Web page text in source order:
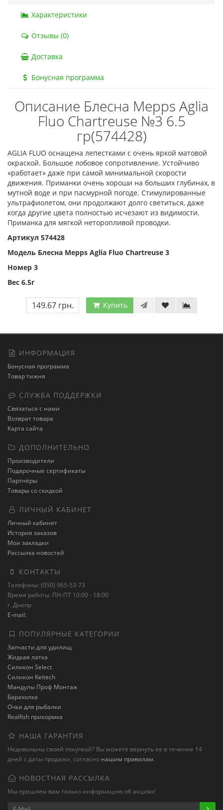
Характеристики
Отзывы (0)
Доставка
Бонусная программа
Описание Блесна Mepps Aglia
Fluo Chartreuse №3 6.5
гр(574428)
AGLIA FLUO оснащена лепестками с очень яркой матовой
окраской. Большое лобовое сопротивление. Устойчиво
«работает» даже при самой минимальной скорости
движения. Приманки очень хороши на больших глубинах, в
мутной воде и при пасмурной погоде. Стимулированные
ультрафиолетом, они продолжают долго светиться, даже
когда другие цвета полностью исчезают из видимости.
Приманка для мягкой неторопливой проводки.
Артикул 574428
Модель Блесна Mepps Aglia Fluo Chartreuse 3
Номер 3
Вес 6.5г
149.67 грн. Купить
ИНФОРМАЦИЯ
Бонусная программа
Товар тижня
СЛУЖБА ПОДДЕРЖКИ
Связаться с нами
Возврат товара
Карта сайта
ДОПОЛНИТЕЛЬНО
Производители
Подарочные сертификаты
Партнёры
Товары со скидкой
ЛИЧНЫЙ КАБИНЕТ
Личный кабинет
История заказов
Мои закладки
Рассылка новостей
КОНТАКТЫ
Телефоны: (050) 965-53-73
Время работы: ПН-ПТ 10:00 - 18:00
г. Днепр
E-mail:
ПОПУЛЯРНЫЕ КАТЕГОРИИ
Запчасти для удилищ
Жидкая латка
Силикон Select
Силикон Keitech
Мандулы Проф Монтаж
Барахолка
Очки для рыбалки
Realfish прикормка
НАША ГАРАНТИЯ
Недовольны своей покупкой? Вы можете вернуть ее в течение 14
дней с даты продажи, согласно нашим правилам.
НОВОСТНАЯ РАССЫЛКА
Мы пришлем вам только информацию об акциях!